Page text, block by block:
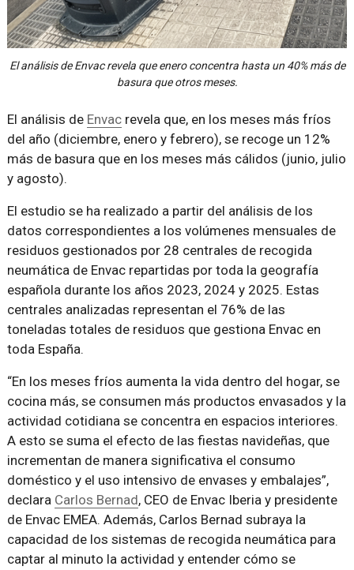
El análisis de Envac revela que enero concentra hasta un 40% más de
basura que otros meses.
El análisis de Envacrevela que, en los meses más fríos
del año (diciembre, enero y febrero), se recoge un 12%
más de basura que en los meses más cálidos (junio, julio
y agosto).
El estudio se ha realizado a partir del análisis de los
datos correspondientes a los volúmenes mensuales de
residuos gestionados por 28 centrales de recogida
neumática de Envac repartidas por toda la geografía
española durante los años 2023, 2024 y 2025. Estas
centrales analizadas representan el 76% de las
toneladas totales de residuos que gestiona Envac en
toda España.
“En los meses fríos aumenta la vida dentro del hogar, se
cocina más, se consumen más productos envasados y la
actividad cotidiana se concentra en espacios interiores.
A esto se suma el efecto de las fiestas navideñas, que
incrementan de manera significativa el consumo
doméstico y el uso intensivo de envases y embalajes”,
declara Carlos Bernad, CEO de Envac Iberia y presidente
de Envac EMEA. Además, Carlos Bernad subraya la
capacidad de los sistemas de recogida neumática para
captar al minuto la actividad y entender cómo se